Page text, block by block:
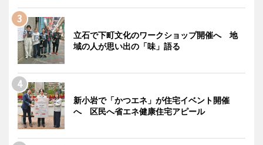
立石で下町文化のワークショップ開催へ 地
域の人が思い出の「味」語る
新小岩で「かつエネ」が住宅イベント開催
へ 区民へ省エネ健康住宅アピール